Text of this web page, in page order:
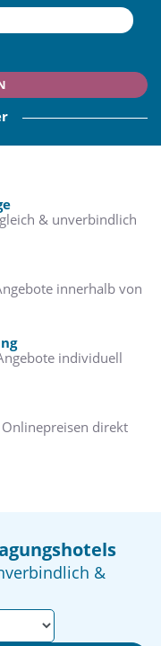
& unverbindlich
innerhalb von
individuell
direkt
&